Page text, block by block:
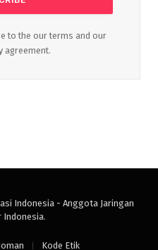
to the our terms and our
agreement.
Indonesia - Anggota Jaringan
Indonesia.
Kode Etik